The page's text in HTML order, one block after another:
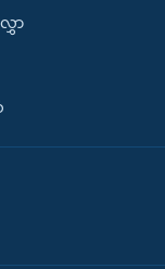
လွှာ